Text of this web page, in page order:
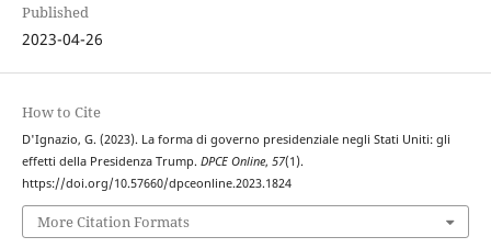
Published
2023-04-26
How to Cite
D'Ignazio, G. (2023). La forma di governo presidenziale negli Stati Uniti: gli
effetti della Presidenza Trump. DPCE Online, 57(1).
https://doi.org/10.57660/dpceonline.2023.1824
More Citation Formats